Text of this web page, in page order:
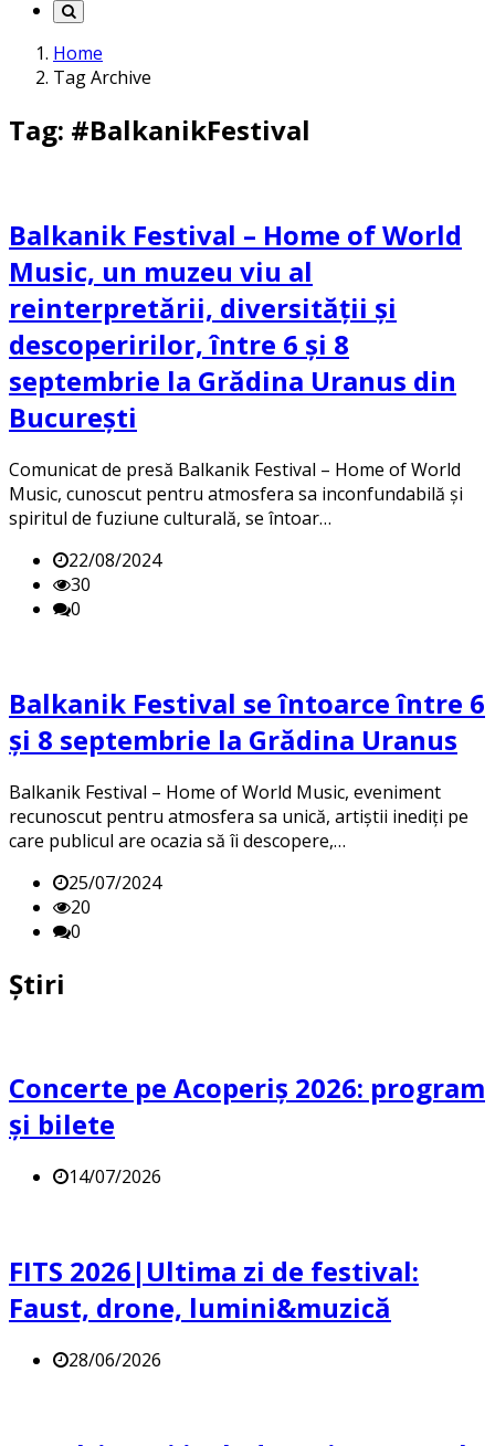
Home
Tag Archive
Tag: #BalkanikFestival
Balkanik Festival – Home of World
Music, un muzeu viu al
reinterpretării, diversității și
descoperirilor, între 6 și 8
septembrie la Grădina Uranus din
București
Comunicat de presă Balkanik Festival – Home of World
Music, cunoscut pentru atmosfera sa inconfundabilă și
spiritul de fuziune culturală, se întoar…
22/08/2024
30
0
Balkanik Festival se întoarce între 6
și 8 septembrie la Grădina Uranus
Balkanik Festival – Home of World Music, eveniment
recunoscut pentru atmosfera sa unică, artiștii inediți pe
care publicul are ocazia să îi descopere,…
25/07/2024
20
0
Știri
Concerte pe Acoperiș 2026: program
și bilete
14/07/2026
FITS 2026|Ultima zi de festival:
Faust, drone, lumini&muzică
28/06/2026